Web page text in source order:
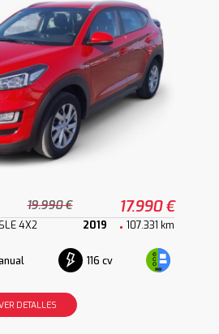
19.990 € 17.990 €
4X2 2019 107.331 km
116 cv
DETALLES